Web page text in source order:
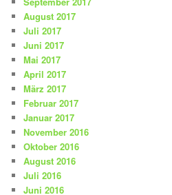
August 2017
Juli 2017
Juni 2017
Mai 2017
April 2017
März 2017
Februar 2017
Januar 2017
November 2016
Oktober 2016
August 2016
Juli 2016
Juni 2016